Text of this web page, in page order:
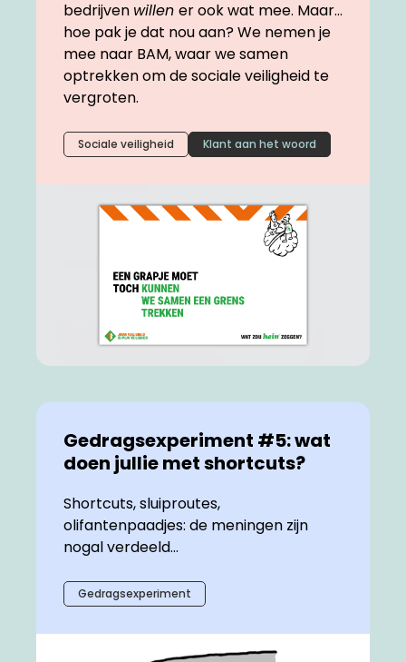
bedrijven willen er ook wat mee. Maar…
hoe pak je dat nou aan? We nemen je
mee naar BAM, waar we samen
optrekken om de sociale veiligheid te
vergroten.
Sociale veiligheid Klant aan het woord
Gedragsexperiment #5: wat
doen jullie met shortcuts?
Shortcuts, sluiproutes,
olifantenpaadjes: de meningen zijn
nogal verdeeld...
Gedragsexperiment